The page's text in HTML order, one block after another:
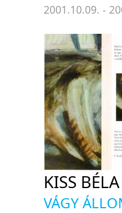
2001.10.09. -
KISS BÉLA
VÁGY